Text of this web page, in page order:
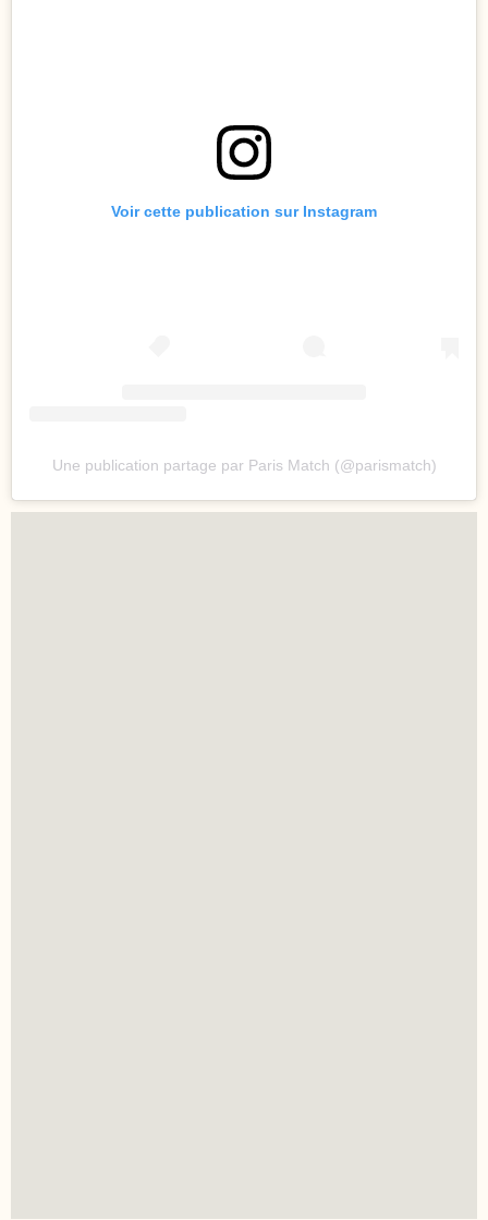
Voir cette publication sur Instagram
Une publication partage par Paris Match (@parismatch)